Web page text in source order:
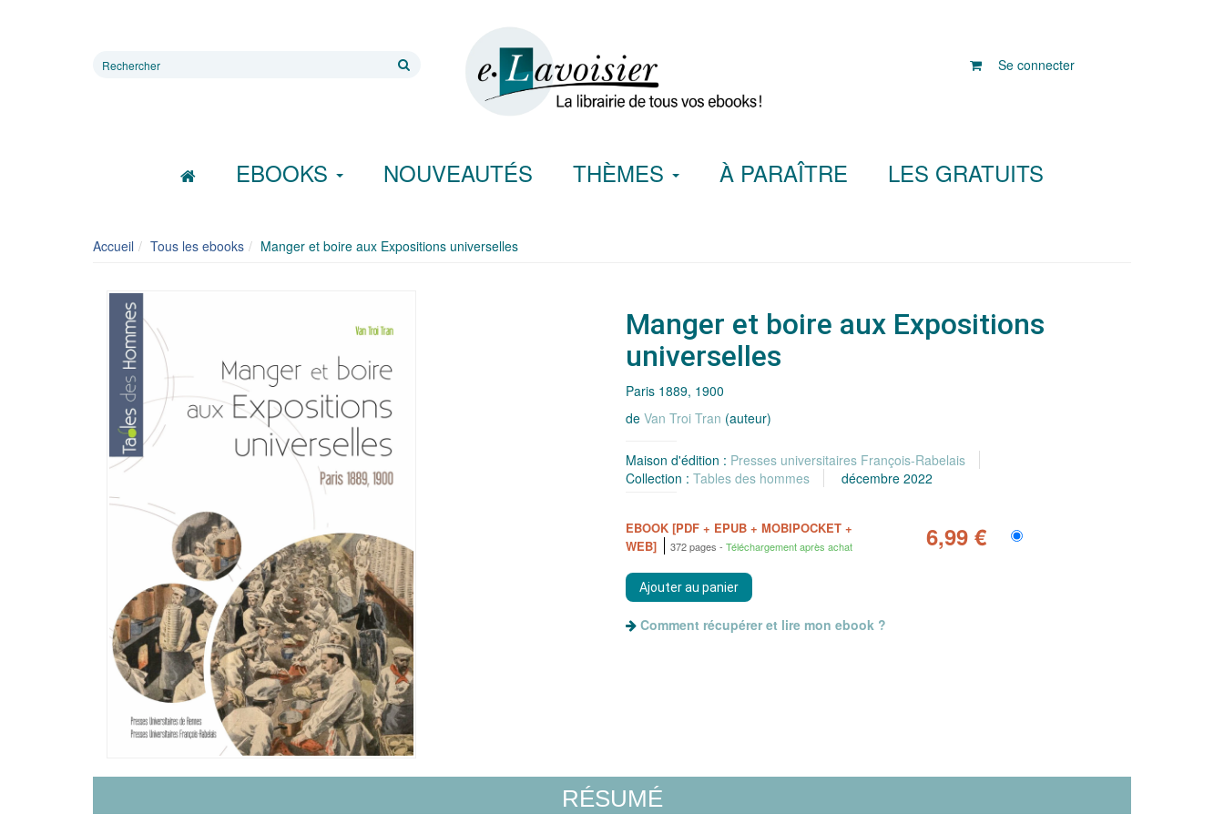
Rechercher
Se connecter
EBOOKS NOUVEAUTÉS THÈMES À PARAÎTRE LES GRATUITS
Accueil Tous les ebooks Manger et boire aux Expositions universelles
Manger et boire aux Expositions
universelles
Paris 1889, 1900
de Van Troi Tran (auteur)
Maison d'édition : Presses universitaires François-Rabelais
Collection : Tables des hommes décembre 2022
EBOOK [PDF + EPUB + MOBIPOCKET +
WEB]
372 pages Téléchargement après achat 6,99 €
Comment récupérer et lire mon ebook ?
RÉSUMÉ